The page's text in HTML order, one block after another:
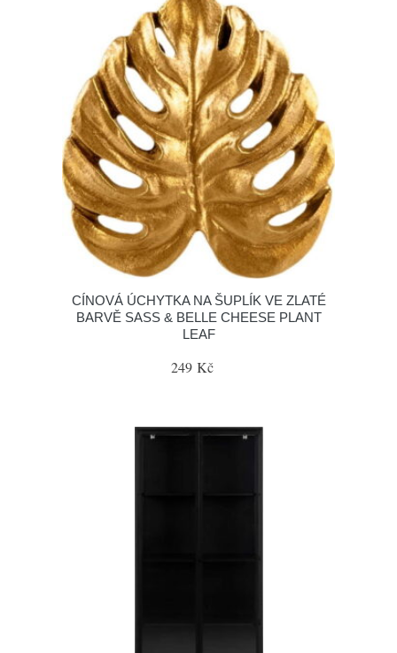
CÍNOVÁ ÚCHYTKA NA ŠUPLÍK VE ZLATÉ
BARVĚ SASS & BELLE CHEESE PLANT
LEAF
249 Kč